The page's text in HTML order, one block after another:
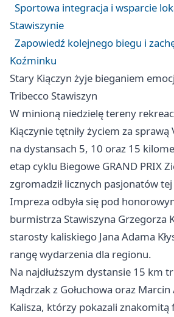
Sportowa integracja i wsparcie
Stawiszynie
Zapowiedź kolejnego biegu i
Koźminku
Stary Kiączyn żyje bieganiem
Tribecco Stawiszyn
W minioną niedzielę tereny
Kiączynie tętniły życiem za
na dystansach 5, 10 oraz 15
etap cyklu Biegowe GRAND PRIX
zgromadził licznych pasjonatów
Impreza odbyła się pod
burmistrza Stawiszyna Grzegorza
starosty kaliskiego Jana Adama
rangę wydarzenia dla regionu.
Na najdłuższym dystansie 15 km
Mądrzak z Gołuchowa oraz
Kalisza, którzy pokazali znakomitą